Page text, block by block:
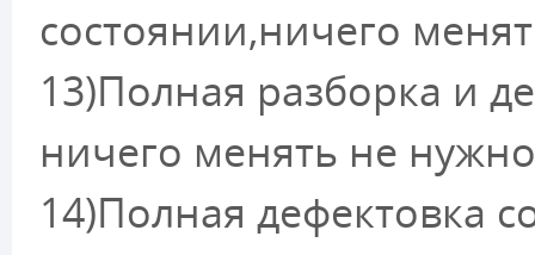
состоянии,ничего
13)Полная разборка и
ничего менять не
14)Полная дефектовка